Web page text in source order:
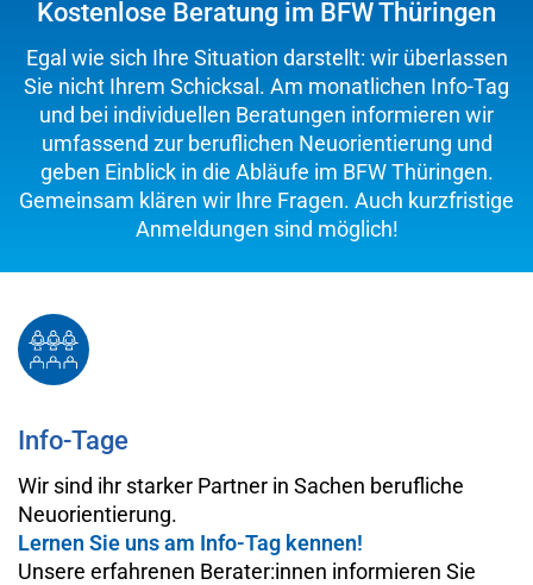
Kostenlose Beratung im BFW Thüringen
Egal wie sich Ihre Situation darstellt: wir überlassen
Sie nicht Ihrem Schicksal. Am monatlichen Info-Tag
und bei individuellen Beratungen informieren wir
umfassend zur beruflichen Neuorientierung und
geben Einblick in die Abläufe im BFW Thüringen.
Gemeinsam klären wir Ihre Fragen. Auch kurzfristige
Anmeldungen sind möglich!
Info-Tage
Wir sind ihr starker Partner in Sachen berufliche
Neuorientierung.
Lernen Sie uns am Info-Tag kennen!
Unsere erfahrenen Berater:innen informieren Sie